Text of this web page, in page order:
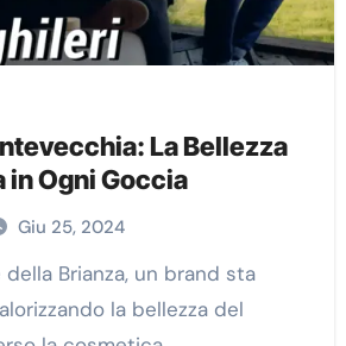
La Bellezza
in Ogni Goccia
Giu 25, 2024
la bellezza del